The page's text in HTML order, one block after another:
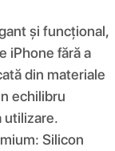
și funcțional,
iPhone fără a
din materiale
echilibru
utilizare.
Silicon